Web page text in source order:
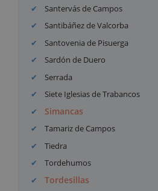
Santervás de Campos
Santibáñez de Valcorba
Santovenia de Pisuerga
Sardón de Duero
Serrada
Siete Iglesias de Trabancos
Simancas
Tamariz de Campos
Tiedra
Tordehumos
Tordesillas